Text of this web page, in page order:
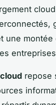
une montée
repose